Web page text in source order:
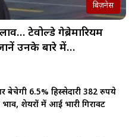
बिज़नेस
टेवोल्डे गेब्रेमारियम
उनके बारे में…
6.5% हिस्सेदारी 382 रुपये
शेयरों में आई भारी गिरावट